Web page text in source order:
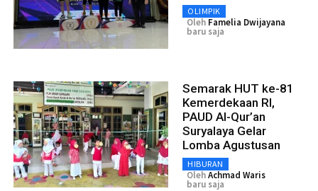
OLIMPIK
Oleh Famelia Dwijayana
baru saja
Semarak HUT ke-81
Kemerdekaan RI,
PAUD Al-Qur’an
Suryalaya Gelar
Lomba Agustusan
HIBURAN
OlehAchmad Waris
baru saja